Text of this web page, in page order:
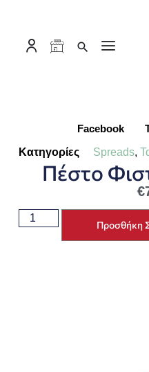
Facebook
Κατηγορίες Spreads,
Πέστο
€
Προσθήκη